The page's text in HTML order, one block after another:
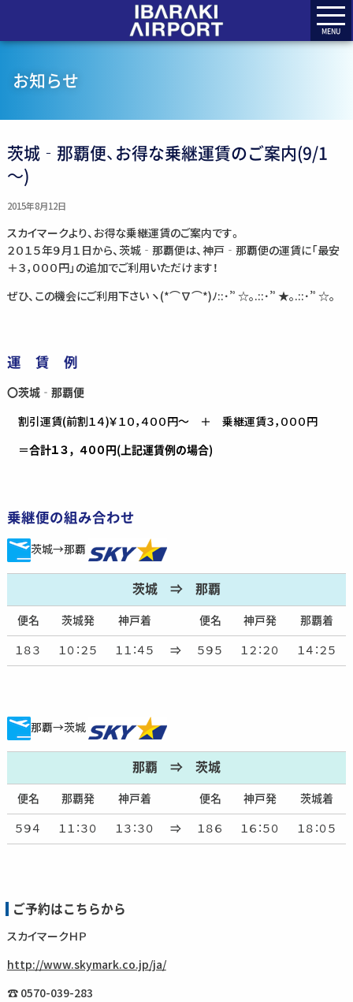
MENU
お知らせ
茨城‐那覇便、お得な乗継運賃のご案内(9/1
～)
2015年8月12日
スカイマークより、お得な乗継運賃のご案内です。
２０１５年９月１日から、茨城‐那覇便は、神戸‐那覇便の運賃に「最安
＋３，０００円」の追加でご利用いただけます！
ぜひ、この機会にご利用下さい ヽ(*⌒∇⌒*)ﾉ::･’ﾟ☆｡.::･’ﾟ★｡.::･’ﾟ☆｡
運 賃 例
〇茨城‐那覇便
割引運賃(前割１４)￥１０，４００円～ ＋ 乗継運賃３，０００円
＝合計１３，４００円(上記運賃例の場合)
乗継便の組み合わせ
茨城→那覇
茨城 ⇒ 那覇
便名 茨城発 神戸着 便名 神戸発 那覇着
１８３ １０：２５ １１：４５ ⇒ ５９５ １２：２０ １４：２５
那覇→茨城
那覇 ⇒ 茨城
便名 那覇発 神戸着 便名 神戸発 茨城着
５９４ １１：３０ １３：３０ ⇒ １８６ １６：５０ １８：０５
ご予約はこちらから
スカイマークＨＰ
http://www.skymark.co.jp/ja/
☎ 0570-039-283